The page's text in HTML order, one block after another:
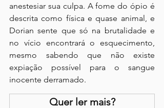
anestesiar sua culpa. A fome do ópio é
descrita como física e quase animal, e
Dorian sente que só na brutalidade e
no vício encontrará o esquecimento,
mesmo sabendo que não existe
expiação possível para o sangue
inocente derramado.
Quer ler mais?